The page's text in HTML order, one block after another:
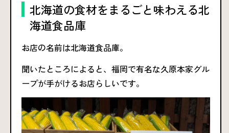
北海道の食材をまるごと味わえる北
海道食品庫
お店の名前は北海道食品庫。
聞いたところによると、福岡で有名な久原本家グル
ープが手がけるお店らしいです。